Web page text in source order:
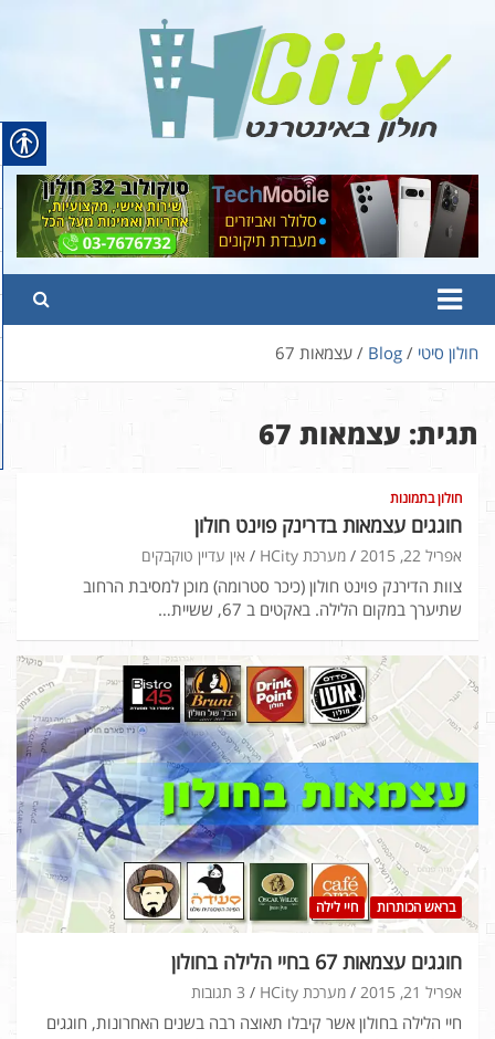
content
Hcity – חולון באינטרנט
פורטל החדשות והמידע של חולון
חולון סיטי Blog עצמאות 67
תגית: עצמאות 67
חולון בתמונות
חוגגים עצמאות בדרינק פוינט חולון
אפריל 22, 2015 מערכת HCity אין עדיין טוקבקים
צוות הדירנק פוינט חולון (כיכר סטרומה) מוכן למסיבת הרחוב
שתיערך במקום הלילה. באקטים ב 67, ששיית…
בראש הכותרות חיי לילה
חוגגים עצמאות 67 בחיי הלילה בחולון
אפריל 21, 2015 מערכת HCity 3 תגובות
חיי הלילה בחולון אשר קיבלו תאוצה רבה בשנים האחרונות, חוגגים